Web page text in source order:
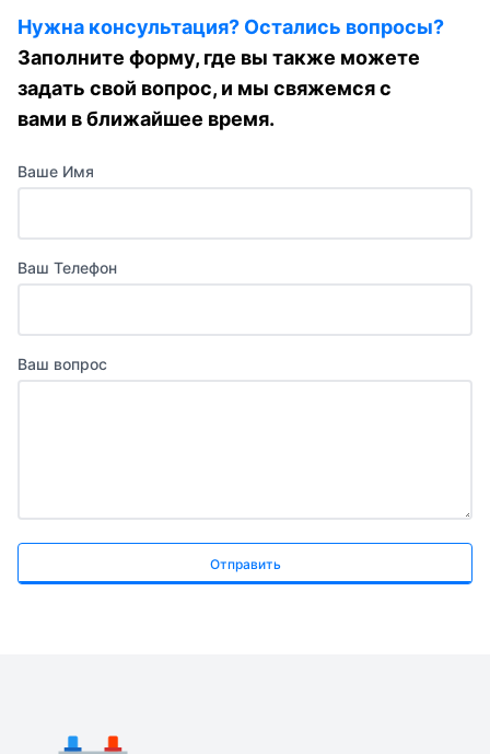
Нужна консультация? Остались вопросы?
Заполните форму, где вы также можете
задать свой вопрос, и мы свяжемся с
вами в ближайшее время.
Ваше Имя
Ваш Телефон
Ваш вопрос
Отправить